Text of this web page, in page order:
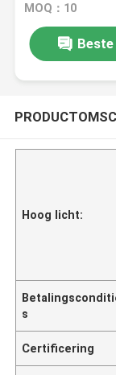
MOQ：10
Hoog licht:
s
Certificering